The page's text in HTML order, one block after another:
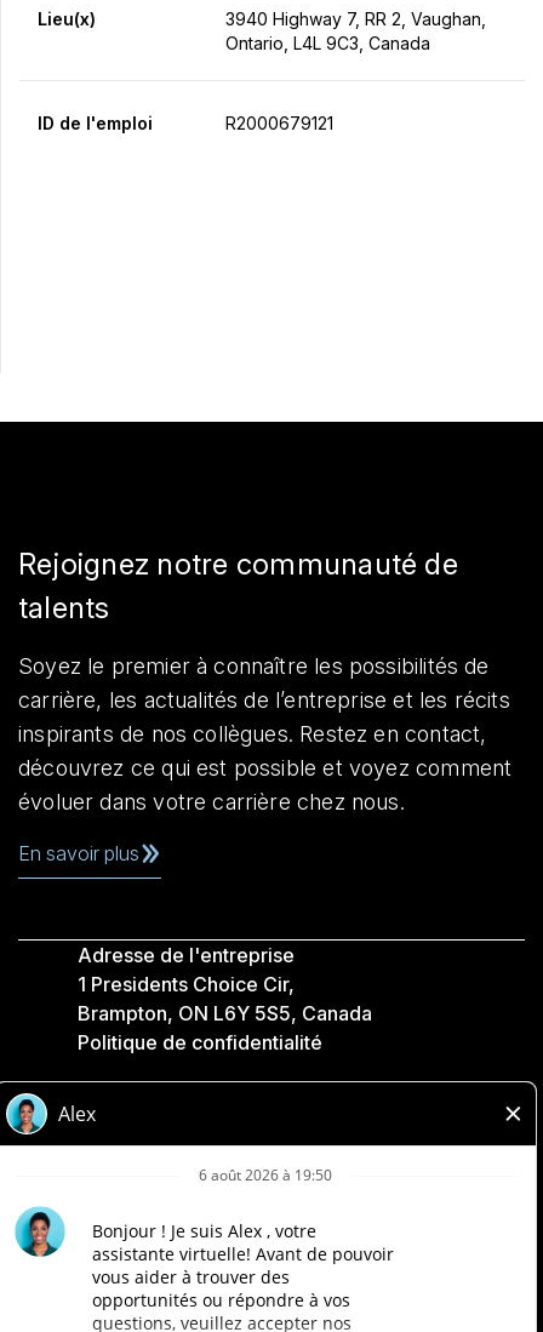
Lieu(x)
3940 Highway 7, RR 2, Vaughan,
Ontario, L4L 9C3, Canada
ID de l'emploi R2000679121
Rejoignez notre communauté de
talents
Soyez le premier à connaître les possibilités de
carrière, les actualités de l’entreprise et les récits
inspirants de nos collègues. Restez en contact,
découvrez ce qui est possible et voyez comment
évoluer dans votre carrière chez nous.
En savoir plus
Adresse de l'entreprise
1 Presidents Choice Cir,
Brampton, ON L6Y 5S5, Canada
Politique de confidentialité
Accessibilité
Compagnies Loblaw